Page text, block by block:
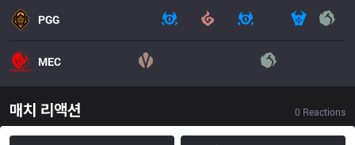
PGG
MEC
매치 리액션 0 Reactions